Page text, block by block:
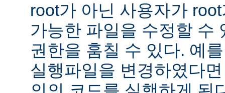
root가 아닌 사용자가
가능한 파일을 수정할 수
권한을 훔칠 수 있다. 예
실행파일을 변경하였다